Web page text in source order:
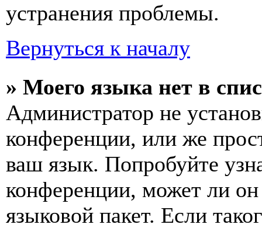
устранения проблемы.
Вернуться к началу
» Моего языка нет в
Администратор не
конференции, или же
ваш язык. Попробуйте
конференции, может ли
языковой пакет. Если